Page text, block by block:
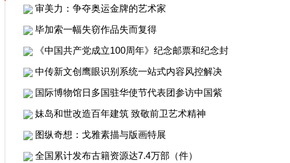
审美力：争夺奥运金牌的艺术家
毕加索一幅失窃作品失而复得
《中国共产党成立100周年》纪念邮票和纪念封
中传新文创鹰眼识别系统一站式内容风控解决
国际博物馆日多国驻华使节代表团参访中国紫
妹岛和世改造百年建筑 致敬前卫艺术精神
图纵奇想：戈雅素描与版画特展
全国累计发布古籍资源达7.4万部（件）